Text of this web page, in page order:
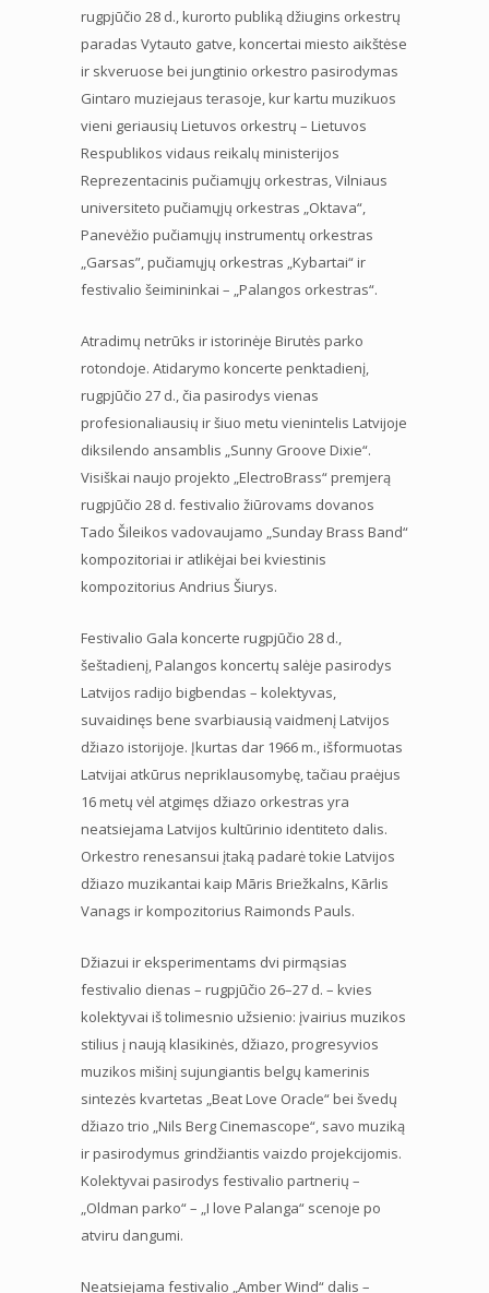
rugpjūčio 28 d., kurorto publiką džiugins orkestrų
paradas Vytauto gatve, koncertai miesto aikštėse
ir skveruose bei jungtinio orkestro pasirodymas
Gintaro muziejaus terasoje, kur kartu muzikuos
vieni geriausių Lietuvos orkestrų – Lietuvos
Respublikos vidaus reikalų ministerijos
Reprezentacinis pučiamųjų orkestras, Vilniaus
universiteto pučiamųjų orkestras „Oktava“,
Panevėžio pučiamųjų instrumentų orkestras
„Garsas”, pučiamųjų orkestras „Kybartai“ ir
festivalio šeimininkai – „Palangos orkestras“.
Atradimų netrūks ir istorinėje Birutės parko
rotondoje. Atidarymo koncerte penktadienį,
rugpjūčio 27 d., čia pasirodys vienas
profesionaliausių ir šiuo metu vienintelis Latvijoje
diksilendo ansamblis „Sunny Groove Dixie“.
Visiškai naujo projekto „ElectroBrass“ premjerą
rugpjūčio 28 d. festivalio žiūrovams dovanos
Tado Šileikos vadovaujamo „Sunday Brass Band“
kompozitoriai ir atlikėjai bei kviestinis
kompozitorius Andrius Šiurys.
Festivalio Gala koncerte rugpjūčio 28 d.,
šeštadienį, Palangos koncertų salėje pasirodys
Latvijos radijo bigbendas – kolektyvas,
suvaidinęs bene svarbiausią vaidmenį Latvijos
džiazo istorijoje. Įkurtas dar 1966 m., išformuotas
Latvijai atkūrus nepriklausomybę, tačiau praėjus
16 metų vėl atgimęs džiazo orkestras yra
neatsiejama Latvijos kultūrinio identiteto dalis.
Orkestro renesansui įtaką padarė tokie Latvijos
džiazo muzikantai kaip Māris Briežkalns, Kārlis
Vanags ir kompozitorius Raimonds Pauls.
Džiazui ir eksperimentams dvi pirmąsias
festivalio dienas – rugpjūčio 26–27 d. – kvies
kolektyvai iš tolimesnio užsienio: įvairius muzikos
stilius į naują klasikinės, džiazo, progresyvios
muzikos mišinį sujungiantis belgų kamerinis
sintezės kvartetas „Beat Love Oracle“ bei švedų
džiazo trio „Nils Berg Cinemascope“, savo muziką
ir pasirodymus grindžiantis vaizdo projekcijomis.
Kolektyvai pasirodys festivalio partnerių –
„Oldman parko“ – „I love Palanga“ scenoje po
atviru dangumi.
Neatsiejama festivalio „Amber Wind“ dalis –